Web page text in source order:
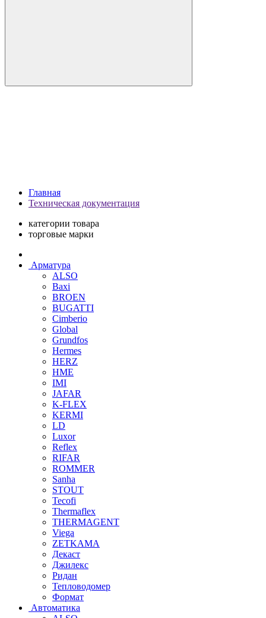
Главная
Техническая документация
категории товара
торговые марки
Арматура
ALSO
Baxi
BROEN
BUGATTI
Cimberio
Global
Grundfos
Hermes
HERZ
HME
IMI
JAFAR
K-FLEX
KERMI
LD
Luxor
Reflex
RIFAR
ROMMER
Sanha
STOUT
Tecofi
Thermaflex
THERMAGENT
Viega
ZETKAMA
Декаст
Джилекс
Ридан
Тепловодомер
Формат
Автоматика